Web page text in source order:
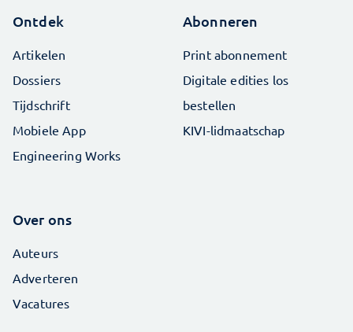
Ontdek
Artikelen
Dossiers
Tijdschrift
Mobiele App
Engineering Works
Abonneren
Print abonnement
Digitale edities los
bestellen
KIVI-lidmaatschap
Over ons
Auteurs
Adverteren
Vacatures